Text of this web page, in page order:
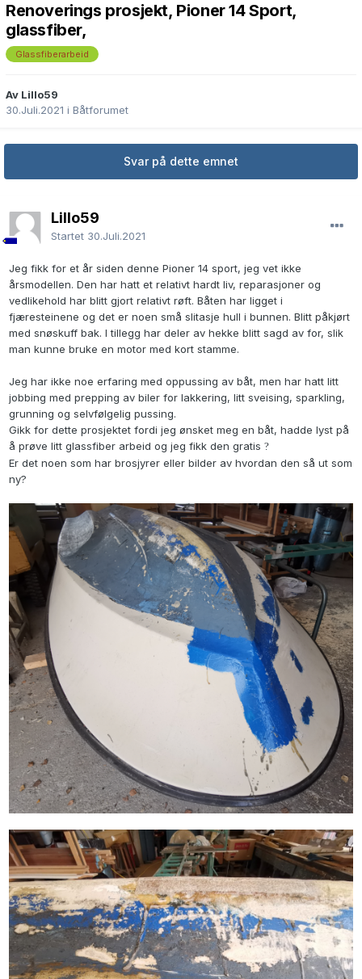
Renoverings prosjekt, Pioner 14 Sport,
glassfiber,
Glassfiberarbeid
Av Lillo59
30.Juli.2021 i Båtforumet
Svar på dette emnet
Lillo59
Startet 30.Juli.2021
Jeg fikk for et år siden denne Pioner 14 sport, jeg vet ikke
årsmodellen. Den har hatt et relativt hardt liv, reparasjoner og
vedlikehold har blitt gjort relativt røft. Båten har ligget i
fjæresteinene og det er noen små slitasje hull i bunnen. Blitt påkjørt
med snøskuff bak. I tillegg har deler av hekke blitt sagd av for, slik
man kunne bruke en motor med kort stamme.
Jeg har ikke noe erfaring med oppussing av båt, men har hatt litt
jobbing med prepping av biler for lakkering, litt sveising, sparkling,
grunning og selvfølgelig pussing.
Gikk for dette prosjektet fordi jeg ønsket meg en båt, hadde lyst på
å prøve litt glassfiber arbeid og jeg fikk den gratis ?
Er det noen som har brosjyrer eller bilder av hvordan den så ut som
ny?